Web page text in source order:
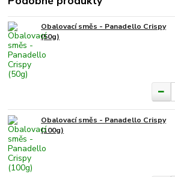
Obalovací směs - Panadello Crispy
(50g)
Obalovací směs - Panadello Crispy
(100g)